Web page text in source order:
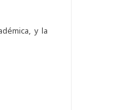
y la